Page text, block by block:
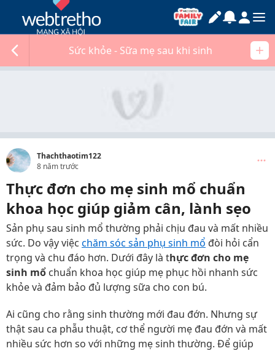
Sức khỏe - Sữa mẹ sau khi sinh
Thachthaotim122
8 năm trước
Thực đơn cho mẹ sinh mổ chuẩn
khoa học giúp giảm cân, lành sẹo
Sản phụ sau sinh mổ thường phải chịu đau và mất nhiều
sức. Do vậy việc chăm sóc sản phụ sinh mổ đòi hỏi cẩn
trọng và chu đáo hơn. Dưới đây là thực đơn cho mẹ
sinh mổ chuẩn khoa học giúp mẹ phục hồi nhanh sức
khỏe và đảm bảo đủ lượng sữa cho con bú.
Ai cũng cho rằng sinh thường mới đau đớn. Nhưng sự
thật sau ca phẫu thuật, cơ thể người mẹ đau đớn và mất
nhiều sức hơn so với những mẹ sinh thường. Để giúp